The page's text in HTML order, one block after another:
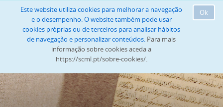
Ok
Este website utiliza cookies para melhorar a navegação
e o desempenho. O website também pode usar
cookies próprias ou de terceiros para analisar hábitos
de navegação e personalizar conteúdos. Para mais
informação sobre cookies aceda a
https://scml.pt/sobre-cookies/.